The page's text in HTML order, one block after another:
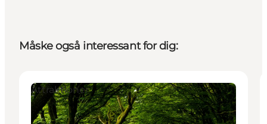
Måske også interessant for dig:
Attraktioner